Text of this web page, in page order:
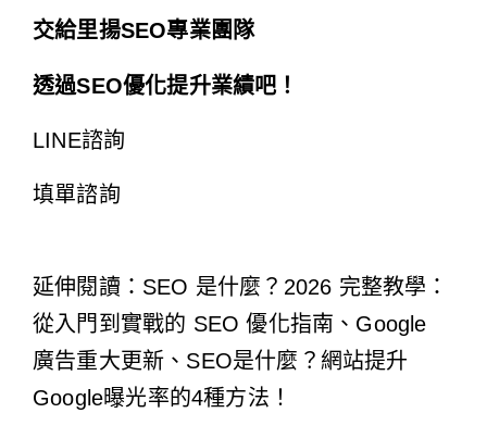
交給里揚SEO專業團隊
透過SEO優化提升業績吧！
LINE諮詢
填單諮詢
延伸閱讀： SEO 是什麼？2026 完整教學：
從入門到實戰的 SEO 優化指南 、Google
廣告重大更新、 SEO是什麼？網站提升
Google曝光率的4種方法！